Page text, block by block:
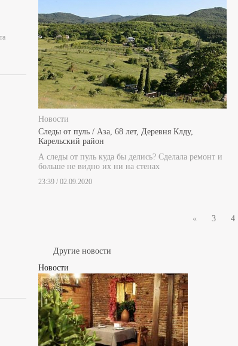
Новости
Следы от пуль / Аза, 68 лет, Деревня Клду,
Карельский район
А следы от пуль куда бы делись? Сделала ремонт и
больше не видно их ни на стенах
23:39 / 02.09.2020
« 3 4
Другие новости
Новости